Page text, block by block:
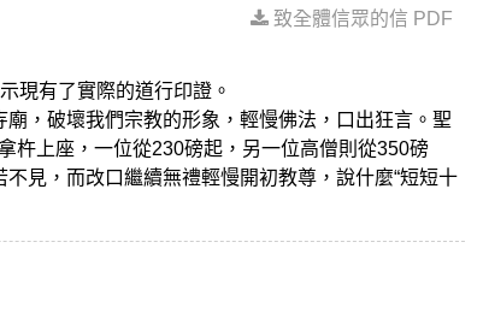
致全體信眾的信 PDF
現有了實際的道行印證。
，破壞我們宗教的形象，輕慢佛法，口出狂言。聖
杵上座，一位從230磅起，另一位高僧則從350磅
見，而改口繼續無禮輕慢開初教尊，說什麼“短短十